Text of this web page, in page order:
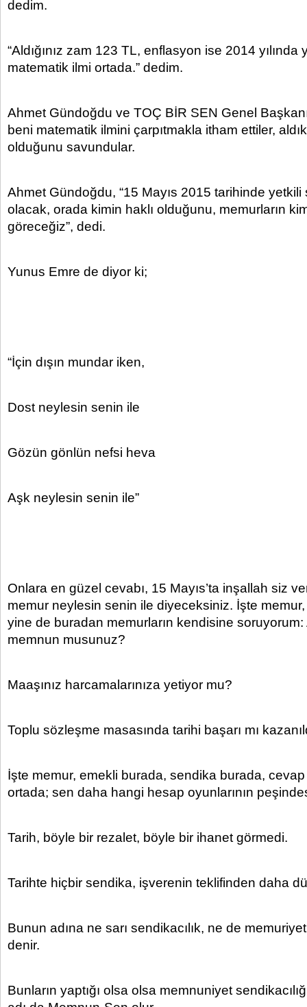
dedim.
“Aldığınız zam 123 TL, enflasyon ise 2014 yılında
matematik ilmi ortada.” dedim.
Ahmet Gündoğdu ve TOÇ BİR SEN Genel
beni matematik ilmini çarpıtmakla itham ettiler,
olduğunu savundular.
Ahmet Gündoğdu, “15 Mayıs 2015 tarihinde
olacak, orada kimin haklı olduğunu, memurların
göreceğiz”, dedi.
Yunus Emre de diyor ki;
“İçin dışın mundar iken,
Dost neylesin senin ile
Gözün gönlün nefsi heva
Aşk neylesin senin ile”
Onlara en güzel cevabı, 15 Mayıs’ta inşallah siz
memur neylesin senin ile diyeceksiniz. İşte
yine de buradan memurların kendisine soruyorum:
memnun musunuz?
Maaşınız harcamalarınıza yetiyor mu?
Toplu sözleşme masasında tarihi başarı mı
İşte memur, emekli burada, sendika burada,
ortada; sen daha hangi hesap oyunlarının
Tarih, böyle bir rezalet, böyle bir ihanet görmedi.
Tarihte hiçbir sendika, işverenin teklifinden daha
Bunun adına ne sarı sendikacılık, ne de memuriyet
denir.
Bunların yaptığı olsa olsa memnuniyet